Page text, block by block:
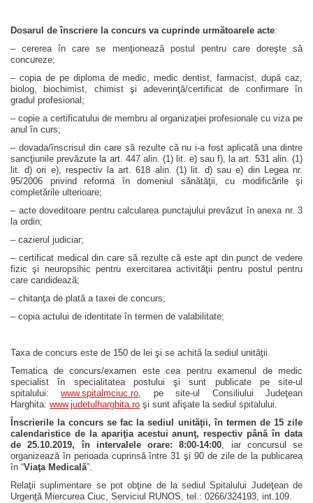
Dosarul de înscriere la concurs va cuprinde următoarele acte:
– cererea în care se menţionează postul pentru care doreşte să
concureze;
– copia de pe diploma de medic, medic dentist, farmacist, după caz,
biolog, biochimist, chimist şi adeverinţă/certificat de confirmare în
gradul profesional;
– copie a certificatului de membru al organizaţiei profesionale cu viza pe
anul în curs;
– dovada/înscrisul din care să rezulte că nu i-a fost aplicată una dintre
sancţiunile prevăzute la art. 447 alin. (1) lit. e) sau f), la art. 531 alin. (1)
lit. d) ori e), respectiv la art. 618 alin. (1) lit. d) sau e) din Legea nr.
95/2006 privind reforma în domeniul sănătăţii, cu modificările şi
completările ulterioare;
– acte doveditoare pentru calcularea punctajului prevăzut în anexa nr. 3
la ordin;
– cazierul judiciar;
– certificat medical din care să rezulte că este apt din punct de vedere
fizic şi neuropsihic pentru exercitarea activităţii pentru postul pentru
care candidează;
– chitanţa de plată a taxei de concurs;
– copia actului de identitate în termen de valabilitate;
Taxa de concurs este de 150 de lei şi se achită la sediul unităţii.
Tematica de concurs/examen este cea pentru examenul de medic
specialist în specialitatea postului şi sunt publicate pe site-ul
spitalului:www.spitalmciuc.ro, pe site-ul Consiliului Judeţean
Harghita: www.judetulharghita.ro şi sunt afişate la sediul spitalului.
Înscrierile la concurs se fac la sediul unităţii, în termen de 15 zile
calendaristice de la apariţia acestui anunţ, respectiv până în data
de 25.10.2019, în intervalele orare: 8:00-14:00, iar concursul se
organizează în perioada cuprinsă între 31 şi 90 de zile de la publicarea
în “Viaţa Medicală”.
Relaţii suplimentare se pot obţine de la sediul Spitalului Judeţean de
Urgenţă Miercurea Ciuc, Serviciul RUNOS, tel.: 0266/324193, int.109.